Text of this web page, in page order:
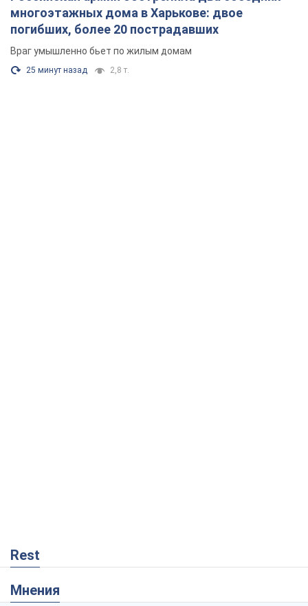
многоэтажных дома в Харькове: двое
погибших, более 20 пострадавших
Враг умышленно бьет по жилым домам
25 минут назад 2,8 т.
Rest
Мнения